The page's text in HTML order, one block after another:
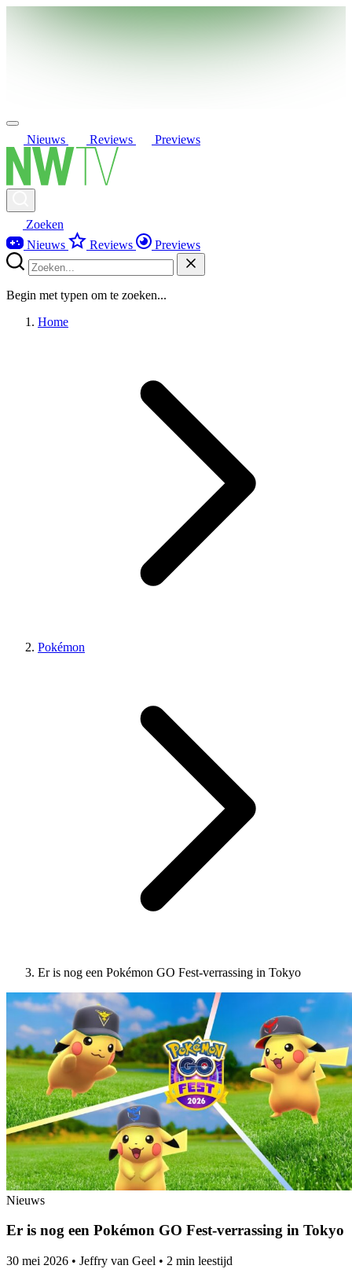
Nieuws Reviews Previews
Zoeken
Nieuws
Reviews Previews
Begin met typen om te zoeken...
Home
Pokémon
Er is nog een Pokémon GO Fest-verrassing in Tokyo
Nieuws
Er is nog een Pokémon GO Fest-verrassing in Tokyo
30 mei 2026 • Jeffry van Geel • 2 min leestijd